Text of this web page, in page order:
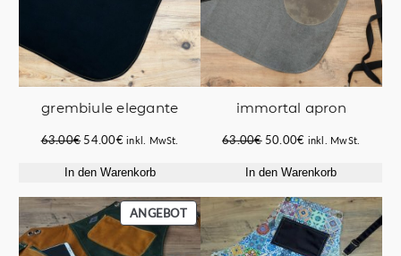
grembiule elegante
63.00€ Ursprünglicher
war:
54.00€Aktueller
ist:
inkl. MwSt.
In den Warenkorb
immortal apron
63.00€ Ursprünglicher
war:
50.00€ Aktueller
ist:
inkl. MwSt.
In den Warenkorb
ANGEBOTPRODUKT
IM
ANGEBOT